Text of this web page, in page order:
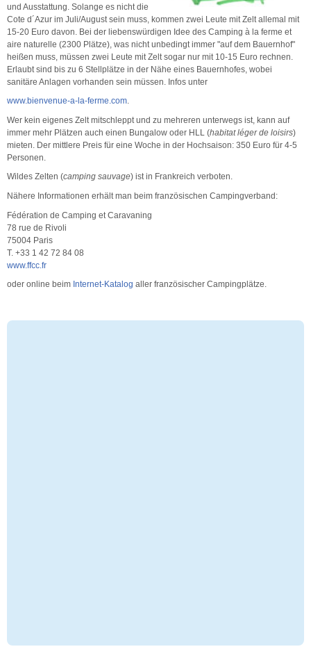
und Ausstattung. Solange es nicht die
Cote d´Azur im Juli/August sein muss, kommen zwei Leute mit Zelt allemal mit
15-20 Euro davon. Bei der liebenswürdigen Idee des Camping à la ferme et
aire naturelle (2300 Plätze), was nicht unbedingt immer "auf dem Bauernhof"
heißen muss, müssen zwei Leute mit Zelt sogar nur mit 10-15 Euro rechnen.
Erlaubt sind bis zu 6 Stellplätze in der Nähe eines Bauernhofes, wobei
sanitäre Anlagen vorhanden sein müssen. Infos unter
www.bienvenue-a-la-ferme.com.
Wer kein eigenes Zelt mitschleppt und zu mehreren unterwegs ist, kann auf
immer mehr Plätzen auch einen Bungalow oder HLL (habitat léger de loisirs)
mieten. Der mittlere Preis für eine Woche in der Hochsaison: 350 Euro für 4-5
Personen.
Wildes Zelten (camping sauvage) ist in Frankreich verboten.
Nähere Informationen erhält man beim französischen Campingverband:
Fédération de Camping et Caravaning
78 rue de Rivoli
75004 Paris
T. +33 1 42 72 84 08
www.ffcc.fr
oder online beim Internet-Katalog aller französischer Campingplätze.